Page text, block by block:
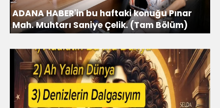
ADANA HABER'in bu haftaki konuğu Pınar
Mah. Muhtarı Saniye Çelik. (Tam Bölüm)